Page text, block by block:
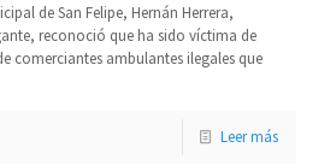
de San Felipe, Hernán Herrera,
reconoció que ha sido víctima de
comerciantes ambulantes ilegales que
Leer más